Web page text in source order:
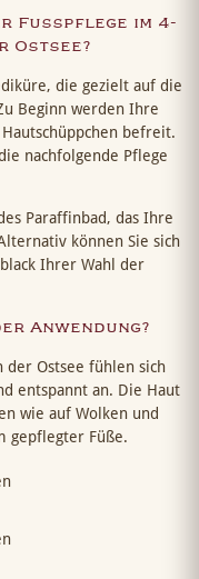
Fußpflege im 4-
Ostsee?
die gezielt auf die
Beginn werden Ihre
befreit.
nachfolgende Pflege
Paraffinbad, das Ihre
können Sie sich
Ihrer Wahl der
Anwendung?
der Ostsee fühlen sich
entspannt an. Die Haut
wie auf Wolken und
gepflegter Füße.